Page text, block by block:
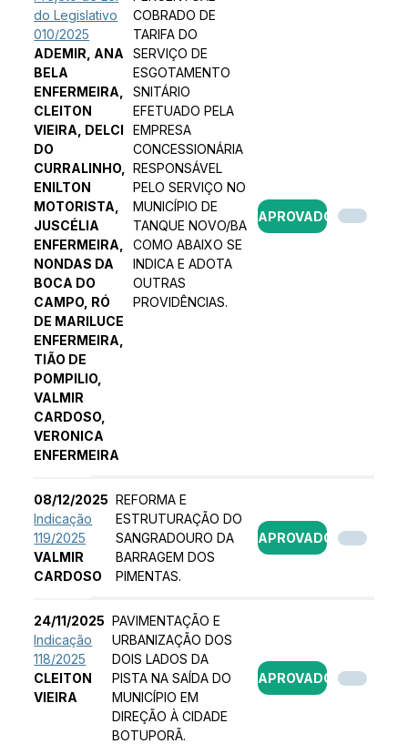
do Legislativo
010/2025
ADEMIR, ANA
BELA
ENFERMEIRA,
CLEITON
VIEIRA, DELCI
DO
CURRALINHO,
ENILTON
MOTORISTA,
JUSCÉLIA
ENFERMEIRA,
NONDAS DA
BOCA DO
CAMPO, RÓ
DE MARILUCE
ENFERMEIRA,
TIÃO DE
POMPILIO,
VALMIR
CARDOSO,
VERONICA
ENFERMEIRA
COBRADO DE
TARIFA DO
SERVIÇO DE
ESGOTAMENTO
SNITÁRIO
EFETUADO PELA
EMPRESA
CONCESSIONÁRIA
RESPONSÁVEL
PELO SERVIÇO NO
MUNICÍPIO DE
TANQUE NOVO/BA
COMO ABAIXO SE
INDICA E ADOTA
OUTRAS
PROVIDÊNCIAS.
APROVADO
08/12/2025
Indicação
119/2025
VALMIR
CARDOSO
REFORMA E
ESTRUTURAÇÃO DO
SANGRADOURO DA
BARRAGEM DOS
PIMENTAS.
APROVADO
24/11/2025
Indicação
118/2025
CLEITON
VIEIRA
PAVIMENTAÇÃO E
URBANIZAÇÃO DOS
DOIS LADOS DA
PISTA NA SAÍDA DO
MUNICÍPIO EM
DIREÇÃO À CIDADE
BOTUPORÃ.
APROVADO